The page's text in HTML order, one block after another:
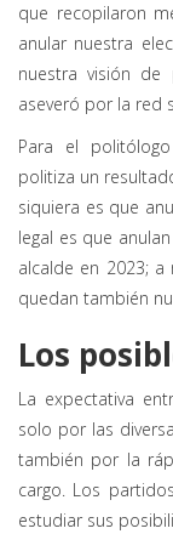
que recopilaron
anular nuestra
nuestra visión de
aseveró por la red
Para el
politiza un
siquiera es que
legal es que
alcalde en 2023;
quedan también
Los
La expectativa
solo por las
también por la
cargo. Los
estudiar sus